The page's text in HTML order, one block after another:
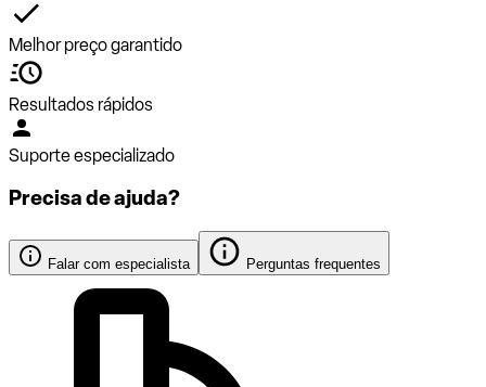
Melhor preço garantido
Resultados rápidos
Suporte especializado
Precisa de ajuda?
Falar com especialista Perguntas frequentes